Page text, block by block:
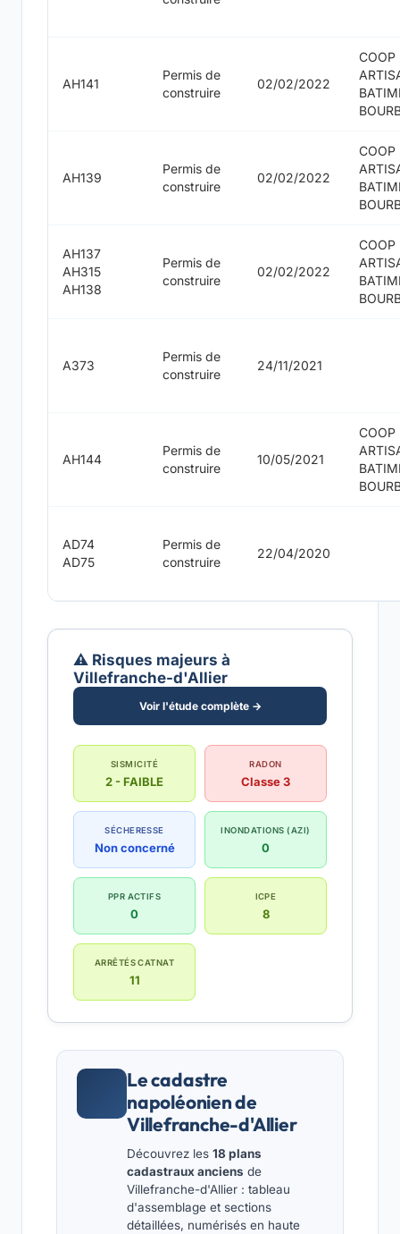
AH141
Permis de
construire
02/02/2022
COOP
AH139
Permis de
construire
02/02/2022
COOP
AH137
AH315
AH138
Permis de
construire
02/02/2022
COOP
A373
Permis de
construire
24/11/2021
AH144
Permis de
construire
10/05/2021
COOP
AD74
AD75
Permis de
construire
22/04/2020
⚠️ Risques majeurs à
Villefranche-d'Allier
Voir l'étude complète →
SISMICITÉ
2 - FAIBLE
RADON
Classe 3
SÉCHERESSE
Non concerné
INONDATIONS (AZI)
0
PPR ACTIFS
0
ICPE
8
ARRÊTÉS CATNAT
11
Le cadastre
napoléonien de
Villefranche-d'Allier
Découvrez les 18 plans
cadastraux anciens de
Villefranche-d'Allier : tableau
d'assemblage et sections
détaillées, numérisés en haute